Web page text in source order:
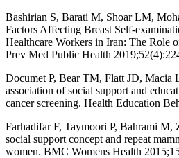
Bashirian S, Barati M, Shoar LM,
Factors Affecting Breast Self-
Healthcare Workers in Iran: The Role
Prev Med Public Health
Documet P, Bear TM, Flatt JD, Macia
association of social support and
cancer screening. Health Education
Farhadifar F, Taymoori P, Bahrami M,
social support concept and repeat
women. BMC Womens Health